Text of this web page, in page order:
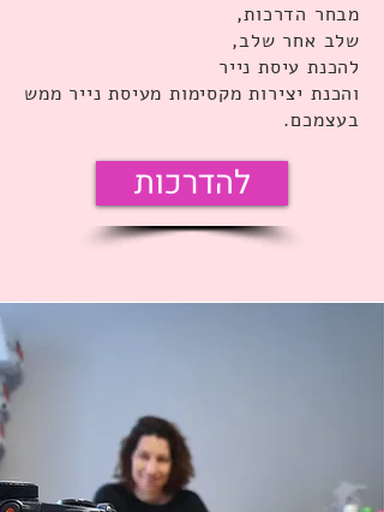
מבחר הדרכות,
שלב אחר שלב,
להכנת עיסת נייר
והכנת יצירות מקסימות מעיסת נייר ממש
בעצמכם.
להדרכות